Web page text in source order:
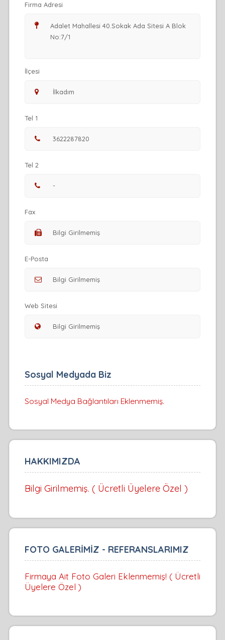
Firma Adresi
İlçesi
Tel 1
Tel 2
Fax
E-Posta
Web Sitesi
Sosyal Medyada Biz
Sosyal Medya Bağlantıları Eklenmemiş.
HAKKIMIZDA
Bilgi Girilmemiş. ( Ücretli Üyelere Özel )
FOTO GALERİMİZ - REFERANSLARIMIZ
Firmaya Ait Foto Galeri Eklenmemiş! ( Ücretli
Üyelere Özel )